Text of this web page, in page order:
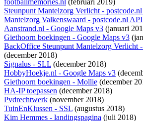
footballmemories.nl (februari 2019)
Steunpunt Mantelzorg Verlicht -
Mantelzorg Valkenswaard - postcode.nl API
Aanstrand.nl - Google Maps v3 (januari
Giethoorn boekingen - Google Maps v3
BackOffice Steunpunt Mantelzorg Verlicht
(december 2018)
Signalus - SLL (december 2018)
HobbyHoekje.nl - Google Maps v3
Giethoorn boekingen - Mollie (december
HA-IP toepassen (december 2018)
Pvdrechtwerk (november 2018)
TuinEnKlussen - SSL (augustus 2018)
Kim Hemmes - landingspagina (juli 2018)